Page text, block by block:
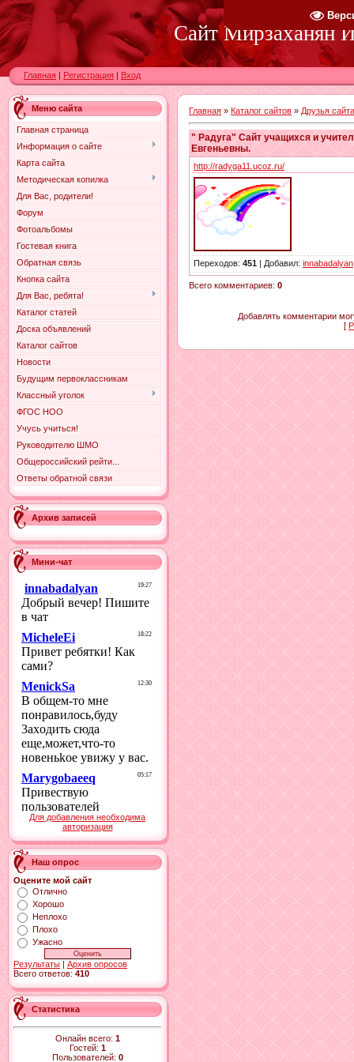
Сайт Мирзаханян
Главная | Регистрация | Вход
Меню сайта
Главная страница
Информация о сайте
Карта сайта
Методическая копилка
Для Вас, родители!
Форум
Фотоальбомы
Гостевая книга
Обратная связь
Кнопка сайта
Для Вас, ребята!
Каталог статей
Доска объявлений
Каталог сайтов
Новости
Будущим первоклассникам
Классный уголок
ФГОС НОО
Учусь учиться!
Руководителю ШМО
Общероссийский рейти...
Ответы обратной связи
Архив записей
Мини-чат
Для добавления необходима
авторизация
Наш опрос
Оцените мой сайт
Отлично
Хорошо
Неплохо
Плохо
Ужасно
Результаты | Архив опросов
Всего ответов: 410
Статистика
Онлайн всего: 1
Гостей: 1
Пользователей: 0
Главная » Каталог сайтов » Друзья сайта
" Радуга" Сайт учащихся и
Евгеньевны.
http://radyga11.ucoz.ru/
Переходов: 451 | Добавил: innabadalyan
Всего комментариев: 0
Добавлять комментарии
[